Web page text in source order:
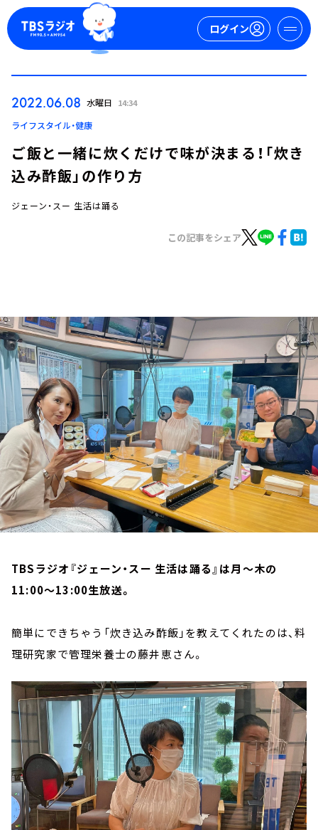
ログイン
ログイン
お知らせ
イベント・グッズ
YouTube
会社情報
2022.06.08 水曜日 14:34
ライフスタイル・健康
ご飯と一緒に炊くだけで味が決まる！「炊き
込み酢飯」の作り方
ジェーン・スー 生活は踊る
この記事をシェア
TBSラジオ『ジェーン・スー 生活は踊る』は月～木の
11:00～13:00生放送。
簡単にできちゃう「炊き込み酢飯」を教えてくれたのは、料
理研究家で管理栄養士の藤井恵さん。